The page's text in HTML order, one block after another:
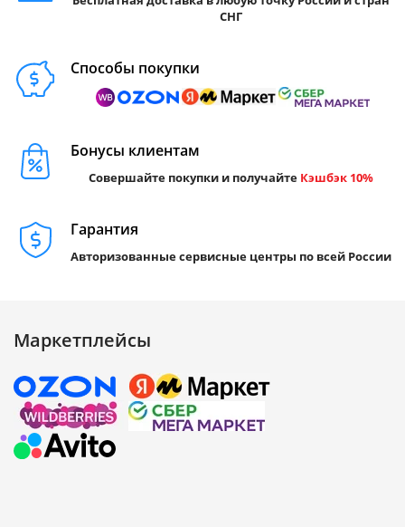
СНГ
Способы покупки
Бонусы клиентам
Совершайте покупки и получайте Кэшбэк 10%
Гарантия
Авторизованные сервисные центры по всей России
Маркетплейсы